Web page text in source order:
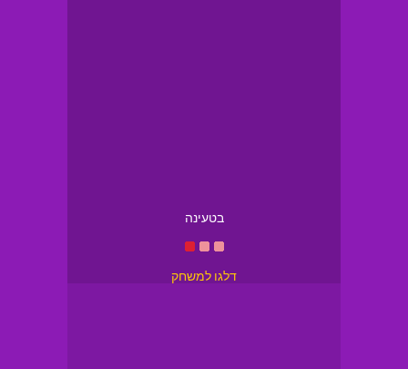
בטעינה
דלגו למשחק